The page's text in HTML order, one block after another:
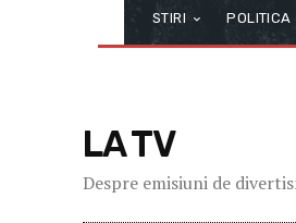
STIRI POLITICA
LA TV
Despre emisiuni de